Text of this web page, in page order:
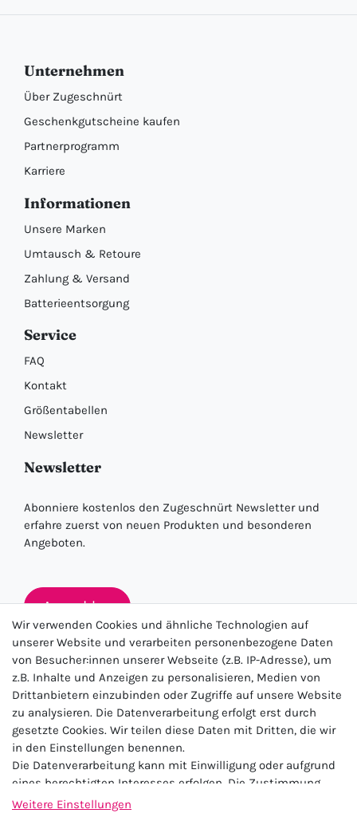
Unternehmen
Über Zugeschnürt
Geschenkgutscheine kaufen
Partnerprogramm
Karriere
Informationen
Unsere Marken
Umtausch & Retoure
Zahlung & Versand
Batterieentsorgung
Service
FAQ
Kontakt
Größentabellen
Newsletter
Newsletter
Abonniere kostenlos den Zugeschnürt Newsletter und
erfahre zuerst von neuen Produkten und besonderen
Angeboten.
Anmelden
★★★★★
4.5 / 5.0 (23.143)
Wir verwenden Cookies und ähnliche Technologien auf
unserer Website und verarbeiten personenbezogene Daten
von Besucher:innen unserer Webseite (z.B. IP-Adresse), um
z.B. Inhalte und Anzeigen zu personalisieren, Medien von
Drittanbietern einzubinden oder Zugriffe auf unsere Website
zu analysieren. Die Datenverarbeitung erfolgt erst durch
gesetzte Cookies. Wir teilen diese Daten mit Dritten, die wir
in den Einstellungen benennen.
Die Datenverarbeitung kann mit Einwilligung oder aufgrund
eines berechtigten Interesses erfolgen. Die Zustimmung
kann erteilt oder abgelehnt werden. Es besteht das Recht,
Weitere Einstellungen